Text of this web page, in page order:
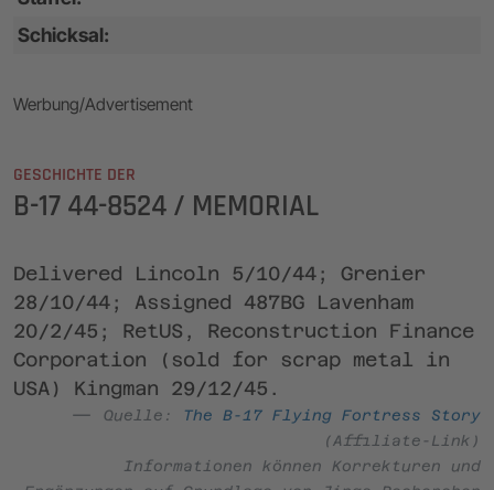
Schicksal:
Werbung/Advertisement
GESCHICHTE DER
B-17 44-8524 / MEMORIAL
Delivered Lincoln 5/10/44; Grenier
28/10/44; Assigned 487BG Lavenham
20/2/45; RetUS, Reconstruction Finance
Corporation (sold for scrap metal in
USA) Kingman 29/12/45.
Quelle:
The B-17 Flying Fortress Story
(Affiliate-Link)
Informationen können Korrekturen und